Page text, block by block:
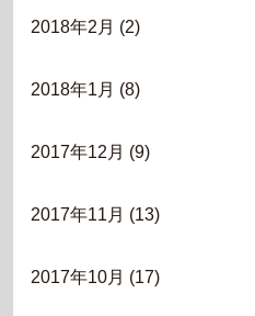
2018年2月 (2)
2018年1月 (8)
2017年12月 (9)
2017年11月 (13)
2017年10月 (17)